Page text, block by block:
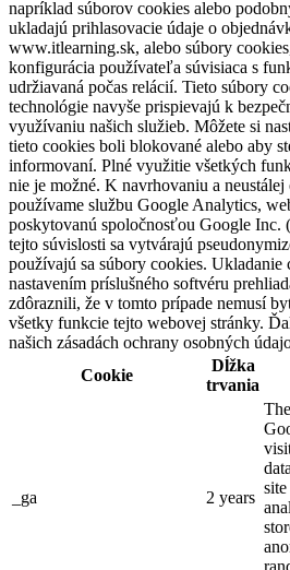
napríklad súborov cookies alebo
ukladajú prihlasovacie údaje o
www.itlearning.sk, alebo súbory
konfigurácia používateľa súvisiaca s
udržiavaná počas relácií. Tieto súbory
technológie navyše prispievajú k
využívaniu našich služieb. Môžete si
tieto cookies boli blokované alebo aby
informovaní. Plné využitie všetkých
nie je možné. K navrhovaniu a
používame službu Google Analytics,
poskytovanú spoločnosťou Google
tejto súvislosti sa vytvárajú
používajú sa súbory cookies. Ukladanie
nastavením príslušného softvéru
zdôraznili, že v tomto prípade nemusí
všetky funkcie tejto webovej stránky.
našich zásadách ochrany osobných
Cookie
Dĺžka
trvania
_ga 2 years